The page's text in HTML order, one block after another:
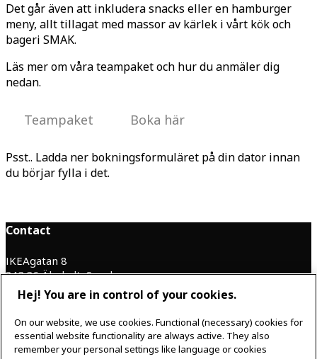
Det går även att inkludera snacks eller en hamburger
meny, allt tillagat med massor av kärlek i vårt kök och
bageri SMAK.
Läs mer om våra teampaket och hur du anmäler dig
nedan.
Teampaket Boka här
Psst.. Ladda ner bokningsformuläret på din dator innan
du börjar fylla i det.
Contact
IKEAgatan 8
343 36 Älmhult, Sweden
0476 44 07 60
meeting.experience@inter.ikea.com
Follow us
Hej! You are in control of your cookies.
On our website, we use cookies. Functional (necessary) cookies for
essential website functionality are always active. They also
remember your personal settings like language or cookies